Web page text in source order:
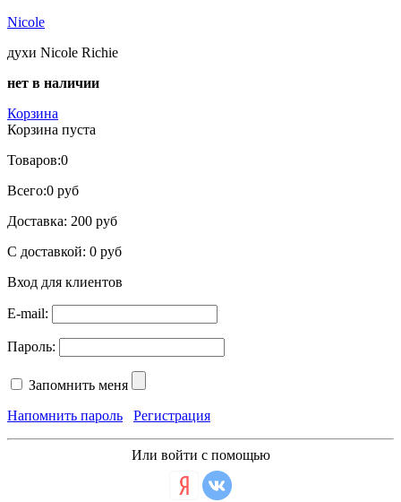
Nicole
духи Nicole Richie
нет в наличии
Корзина
Корзина пуста
Товаров:0
Всего:0 руб
Доставка: 200 руб
С доставкой: 0 руб
Вход для клиентов
E-mail:
Пароль:
Запомнить меня
Напомнить пароль
Регистрация
Или войти с помощью